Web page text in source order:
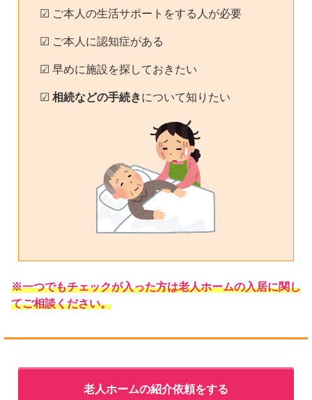
☑ ご本人の生活サポートをする人が必要
☑ ご本人に認知症がある
☑ 早めに施設を探しておきたい
☑ 相続などの手続きについて知りたい
※一つでもチェックが入った方は老人ホームの入居に関し
てご相談ください。
老人ホームの紹介依頼をする